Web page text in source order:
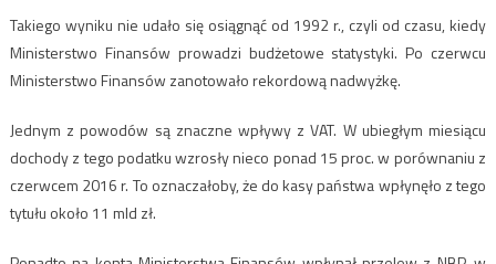
Takiego wyniku nie udało się osiągnąć od 1992 r., czyli od czasu, kiedy
Ministerstwo Finansów prowadzi budżetowe statystyki. Po czerwcu
Ministerstwo Finansów zanotowało rekordową nadwyżkę.
Jednym z powodów są znaczne wpływy z VAT. W ubiegłym miesiącu
dochody z tego podatku wzrosły nieco ponad 15 proc. w porównaniu z
czerwcem 2016 r. To oznaczałoby, że do kasy państwa wpłynęło z tego
tytułu około 11 mld zł.